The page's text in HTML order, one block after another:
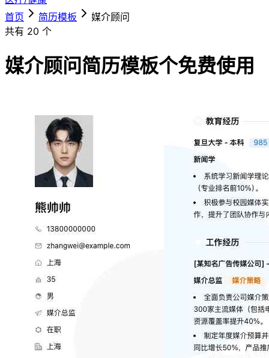
首页
简历模板
媒介顾问
共有 20 个
媒介顾问简历模板个免费使用